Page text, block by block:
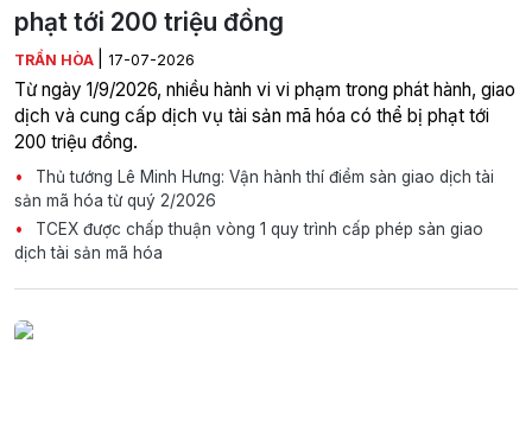
phạt tới 200 triệu đồng
TRẦN HÒA 17-07-2026
Từ ngày 1/9/2026, nhiều hành vi vi phạm trong phát hành, giao
dịch và cung cấp dịch vụ tài sản mã hóa có thể bị phạt tới
200 triệu đồng.
Thủ tướng Lê Minh Hưng: Vận hành thí điểm sàn giao dịch tài
sản mã hóa từ quý 2/2026
TCEX được chấp thuận vòng 1 quy trình cấp phép sàn giao
dịch tài sản mã hóa